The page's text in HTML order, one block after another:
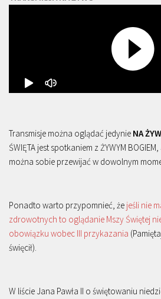
Transmisje można oglądać jedynie NA
ŚWIĘTA jest spotkaniem z ŻYWYM
można sobie przewijać w dowolnym
Ponadto warto przypomnieć, że jeśli nie
zdrowotnych to oglądanie Mszy Świętej
obowiązku wobec III przykazania
święcił).
W liście Jana Pawła II o świętowaniu